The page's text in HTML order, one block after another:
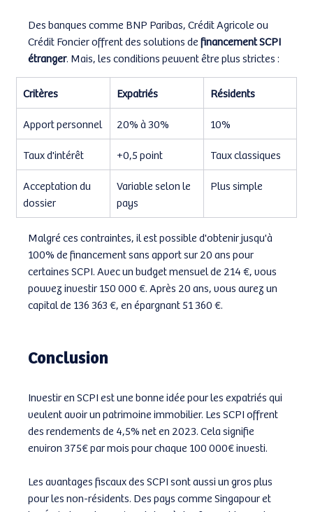
Des banques comme BNP Paribas, Crédit Agricole ou
Crédit Foncier offrent des solutions de financement SCPI
étranger. Mais, les conditions peuvent être plus strictes :
Critères Expatriés
Résidents
Apport personnel
20% à 30%
10%
Taux d'intérêt
+0,5 point
Taux classiques
Acceptation du
dossier
Variable selon le
pays
Plus simple
Malgré ces contraintes, il est possible d'obtenir jusqu'à
100% de financement sans apport sur 20 ans pour
certaines SCPI. Avec un budget mensuel de 214 €, vous
pouvez investir 150 000 €. Après 20 ans, vous aurez un
capital de 136 363 €, en épargnant 51 360 €.
Conclusion
Investir en SCPI est une bonne idée pour les expatriés qui
veulent avoir un patrimoine immobilier. Les SCPI offrent
des rendements de 4,5% net en 2023. Cela signifie
environ 375€ par mois pour chaque 100 000€ investi.
Les avantages fiscaux des SCPI sont aussi un gros plus
pour les non-résidents. Des pays comme Singapour et